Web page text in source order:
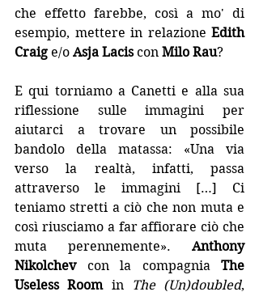
che effetto farebbe, così a mo' di
esempio, mettere in relazione Edith
Craig e/o Asja Lacis con Milo Rau?
E qui torniamo a Canetti e alla sua
riflessione sulle immagini per
aiutarci a trovare un possibile
bandolo della matassa: «Una via
verso la realtà, infatti, passa
attraverso le immagini […] Ci
teniamo stretti a ciò che non muta e
così riusciamo a far affiorare ciò che
muta perennemente». Anthony
Nikolchev con la compagnia The
Useless Room in The (Un)doubled,